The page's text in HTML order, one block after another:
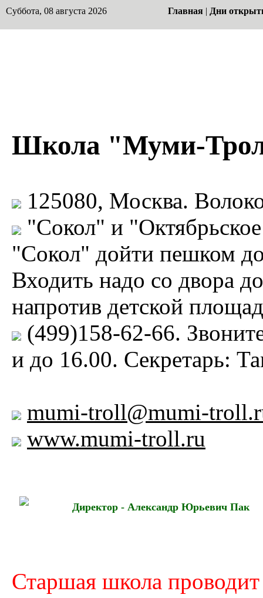
Суббота, 08 августа 2026 Главная | Дни
Школа "Муми-
125080, Москва.
"Сокол" и
"Сокол" дойти пешком
Входить надо со двора
напротив детской
(499)158-62-66.
и до 16.00. Секретарь:
mumi-troll@mumi-
www.mumi-troll.ru
Директор - Александр Юрьевич Пак
Старшая школа